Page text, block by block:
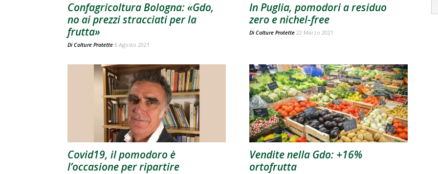
Confagricoltura Bologna: «Gdo,
no ai prezzi stracciati per la
frutta»
Di Colture Protette 6 Agosto 2021
In Puglia, pomodori a residuo
zero e nichel-free
Di Colture Protette 22 Marzo 2021
Covid19, il pomodoro è
l’occasione per ripartire
Vendite nella Gdo: +16%
ortofrutta